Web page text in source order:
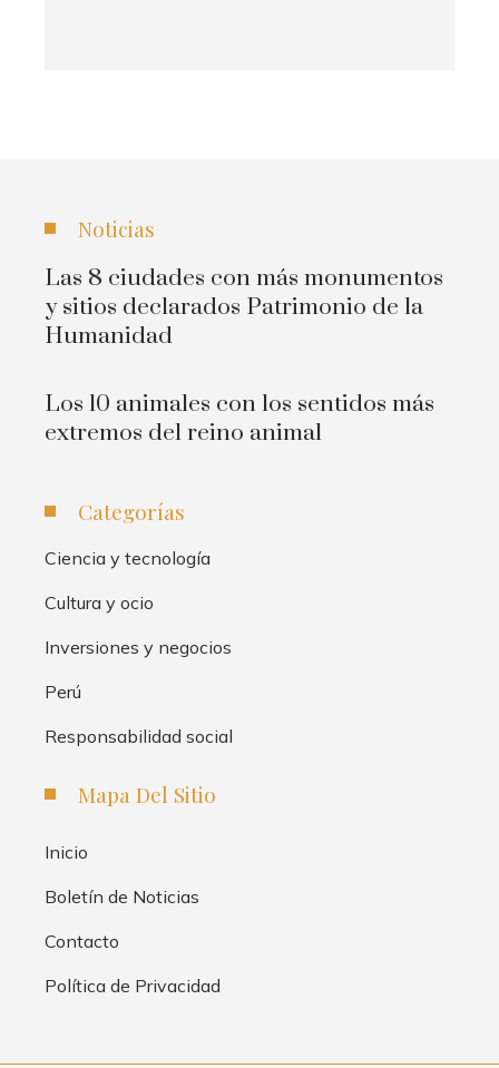
Noticias
Las 8 ciudades con más monumentos
y sitios declarados Patrimonio de la
Humanidad
Los 10 animales con los sentidos más
extremos del reino animal
Categorías
Ciencia y tecnología
Cultura y ocio
Inversiones y negocios
Perú
Responsabilidad social
Mapa Del Sitio
Inicio
Boletín de Noticias
Contacto
Política de Privacidad